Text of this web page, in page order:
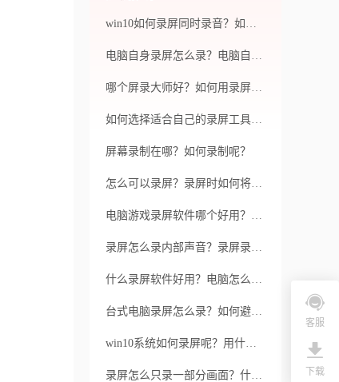
win10如何录屏同时录音？如何在录制时选择录制范围和录音设备？
电脑自身录屏怎么录？电脑自身录屏用哪个软件好用？
哪个屏录大师好？如何用录屏软件录屏呢？
如何选择适合自己的录屏工具呢？如何让录屏教学更加高效和优质呢？
屏幕录制在哪？如何录制呢？
怎么可以录屏？录屏时如何将声音也录入？
电脑游戏录屏软件哪个好用？哪款软件功能强大适合玩家使用？
录屏怎么录内部声音？录屏录内部声音用什么软件好？
什么录屏软件好用？电脑怎么录屏 win10可以吗？
台式电脑录屏怎么录？如何避免出现失误导致需要重新录制？
win10系统如何录屏呢？用什么软件最好?
录屏怎么只录一部分画面？什么录屏软件好用？
客服
下载